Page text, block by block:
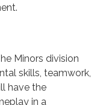
Minors division
skills, teamwork,
have the
in a